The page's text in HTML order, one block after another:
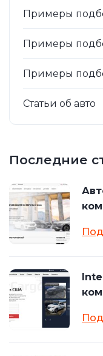
Примеры
Примеры
Примеры
Статьи об авто
Последние